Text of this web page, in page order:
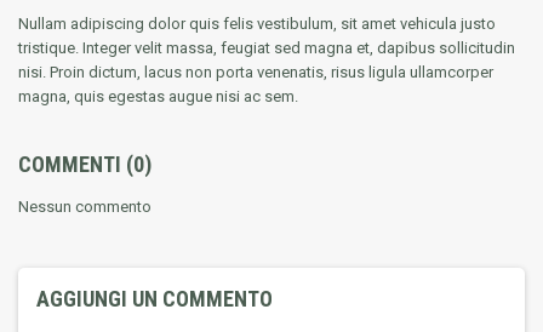
Nullam adipiscing dolor quis felis vestibulum, sit amet vehicula justo
tristique. Integer velit massa, feugiat sed magna et, dapibus sollicitudin
nisi. Proin dictum, lacus non porta venenatis, risus ligula ullamcorper
magna, quis egestas augue nisi ac sem.
COMMENTI (0)
Nessun commento
AGGIUNGI UN COMMENTO